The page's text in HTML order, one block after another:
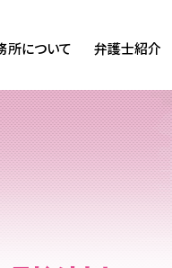
所について 弁護士紹介